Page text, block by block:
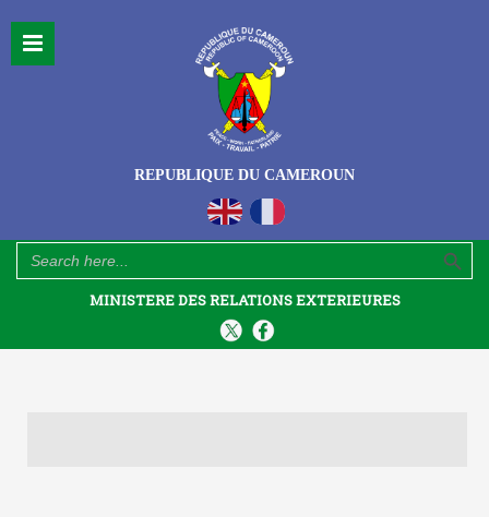
REPUBLIQUE DU CAMEROUN
Search
for:
Search Button
MINISTERE DES RELATIONS EXTERIEURES